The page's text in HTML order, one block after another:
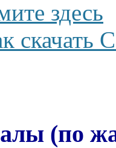
здесь
скачать
(по